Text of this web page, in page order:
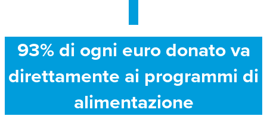
93% di ogni euro donato va
direttamente ai programmi di
alimentazione